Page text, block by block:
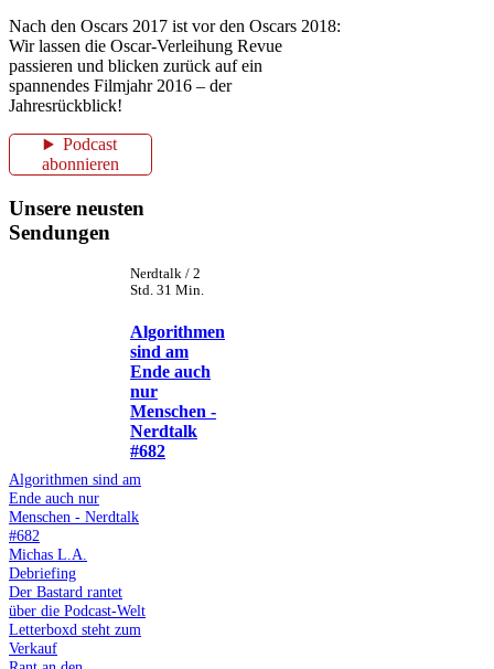
Nach den Oscars 2017 ist vor den Oscars 2018:
Wir lassen die Oscar-Verleihung Revue
passieren und blicken zurück auf ein
spannendes Filmjahr 2016 – der
Jahresrückblick!
Podcast
abonnieren
Unsere neusten
Sendungen
Nerdtalk / 2
Std. 31 Min.
Algorithmen
sind am
Ende auch
nur
Menschen -
Nerdtalk
#682
Algorithmen sind am
Ende auch nur
Menschen - Nerdtalk
#682
Michas L.A.
Debriefing
Der Bastard rantet
über die Podcast-Welt
Letterboxd steht zum
Verkauf